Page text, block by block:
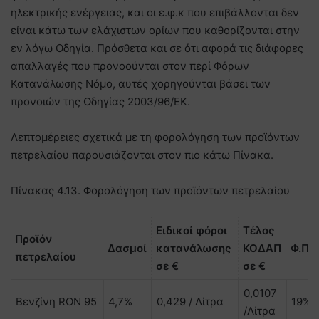
ηλεκτρικής ενέργειας, και οι ε.φ.κ που επιβάλλονται δεν
είναι κάτω των ελάχιστων ορίων που καθορίζονται στην
εν λόγω Οδηγία. Πρόσθετα και σε ότι αφορά τις διάφορες
απαλλαγές που προνοούνται στον περί Φόρων
Κατανάλωσης Νόμο, αυτές χορηγούνται βάσει των
προνοιών της Οδηγίας 2003/96/ΕΚ.
Λεπτομέρειες σχετικά με τη φορολόγηση των προϊόντων
πετρελαίου παρουσιάζονται στον πιο κάτω Πίνακα.
Πίνακας 4.13. Φορολόγηση των προϊόντων πετρελαίου
Προϊόν
πετρελαίου
Δασμοί
Ειδικοί φόροι
κατανάλωσης
σε €
Τέλος
ΚΟΔΑΠ
σε €
Φ.Π.Α
Βενζίνη RON 95 4,7% 0,429 / Λίτρα
0,0107
/Λίτρα
19%